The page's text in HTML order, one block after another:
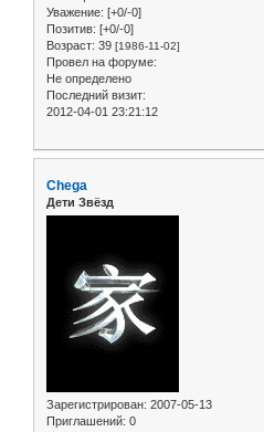
Уважение: [+0/-0]
Позитив: [+0/-0]
Возраст: 39 [1986-11-02]
Провел на форуме:
Не определено
Последний визит:
2012-04-01 23:21:12
Chega
Дети Звёзд
Зарегистрирован: 2007-05-13
Приглашений: 0